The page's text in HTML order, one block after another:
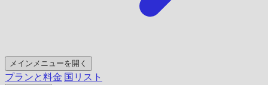
メインメニューを開く
プランと料金 国リスト